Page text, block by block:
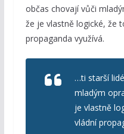
občas chovají vůči
že je vlastně logické, že
propaganda využívá.
…ti starší
mladým
je vlastně
vládní